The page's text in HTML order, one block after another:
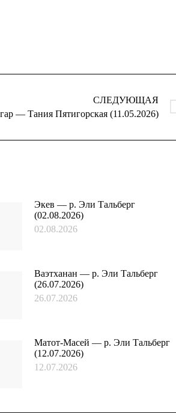
СЛЕДУЮЩАЯ
— Тания Пятигорская (11.05.2026)
Экев — р. Эли Тальберг
(02.08.2026)
02.08.2026
Ваэтханан — р. Эли Тальберг
(26.07.2026)
26.07.2026
Матот-Масей — р. Эли Тальберг
(12.07.2026)
12.07.2026